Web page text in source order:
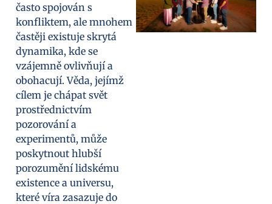
často spojován s
konfliktem, ale mnohem
častěji existuje skrytá
dynamika, kde se
vzájemně ovlivňují a
obohacují. Věda, jejímž
cílem je chápat svět
prostřednictvím
pozorování a
experimentů, může
poskytnout hlubší
porozumění lidskému
existence a universu,
které víra zasazuje do